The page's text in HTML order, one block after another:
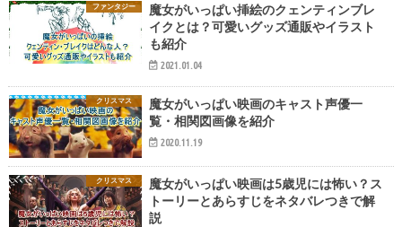
ファンタジー
魔女がいっぱい挿絵のクェンティンブレ
イクとは？可愛いグッズ通販やイラスト
も紹介
2021.01.04
クリスマス
魔女がいっぱい映画のキャスト声優一
覧・相関図画像を紹介
2020.11.19
クリスマス
魔女がいっぱい映画は5歳児には怖い？ス
トーリーとあらすじをネタバレつきで解
説